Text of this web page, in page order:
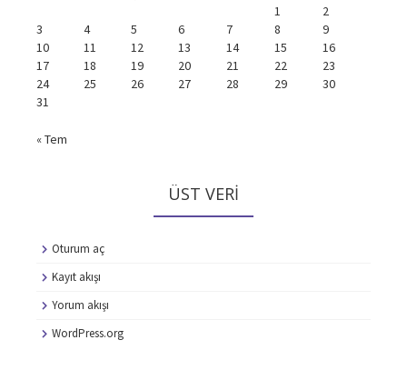
1
2
3
4 5 6 7 8
9
10
11 12 13 14 15
16
17
18 19 20 21 22
23
24
25 26 27 28 29
30
31
« Tem
ÜST VERI
Oturum aç
Kayıt akışı
Yorum akışı
WordPress.org